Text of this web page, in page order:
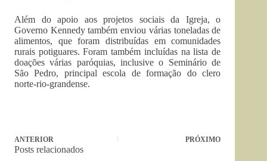
Além do apoio aos projetos sociais da Igreja, o
Governo Kennedy também enviou várias toneladas de
alimentos, que foram distribuídas em comunidades
rurais potiguares. Foram também incluídas na lista de
doações várias paróquias, inclusive o Seminário de
São Pedro, principal escola de formação do clero
norte-rio-grandense.
ANTERIOR PRÓXIMO
Posts relacionados